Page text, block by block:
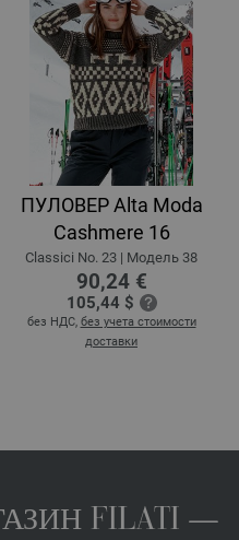
ПУЛОВЕР Alta Moda
Cashmere 16
Classici No. 23 | Модель 38
90,24 €
105,44 $
без НДС, без учета стоимости
доставки
FILATI —